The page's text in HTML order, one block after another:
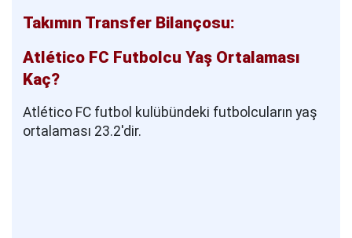
Takımın Transfer Bilançosu:
Atlético FC Futbolcu Yaş Ortalaması
Kaç?
Atlético FC futbol kulübündeki futbolcuların yaş
ortalaması 23.2'dir.